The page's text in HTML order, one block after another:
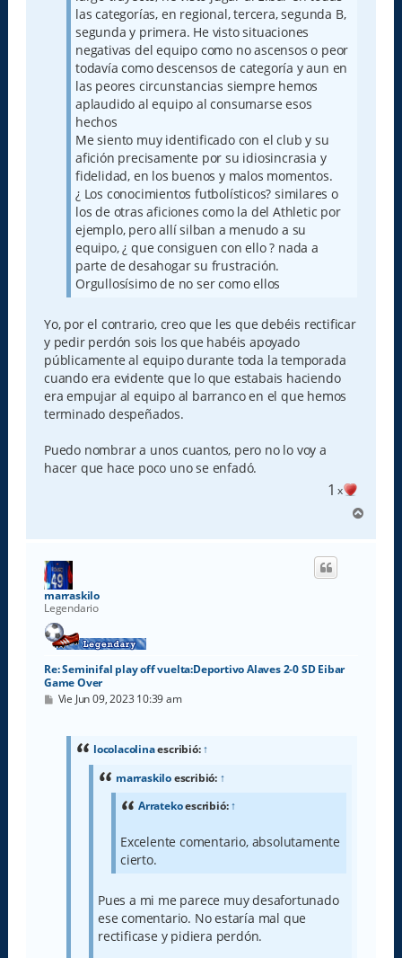
las categorías, en regional, tercera, segunda B,
segunda y primera. He visto situaciones
negativas del equipo como no ascensos o peor
todavía como descensos de categoría y aun en
las peores circunstancias siempre hemos
aplaudido al equipo al consumarse esos
hechos
Me siento muy identificado con el club y su
afición precisamente por su idiosincrasia y
fidelidad, en los buenos y malos momentos.
¿ Los conocimientos futbolísticos? similares o
los de otras aficiones como la del Athletic por
ejemplo, pero allí silban a menudo a su
equipo, ¿ que consiguen con ello ? nada a
parte de desahogar su frustración.
Orgullosísimo de no ser como ellos
Yo, por el contrario, creo que les que debéis rectificar
y pedir perdón sois los que habéis apoyado
públicamente al equipo durante toda la temporada
cuando era evidente que lo que estabais haciendo
era empujar al equipo al barranco en el que hemos
terminado despeñados.
Puedo nombrar a unos cuantos, pero no lo voy a
hacer que hace poco uno se enfadó.
1 x
r
marraskilo
Legendario
Re: Seminifal play off vuelta:Deportivo Alaves 2-0 SD Eibar
Game Over
M
Vie Jun 09, 2023 10:39 am
locolacolinaescribió:↑
marraskiloescribió: ↑
Arratekoescribió:↑
Excelente comentario, absolutamente
cierto.
Pues a mi me parece muy desafortunado
ese comentario. No estaría mal que
rectificase y pidiera perdón.